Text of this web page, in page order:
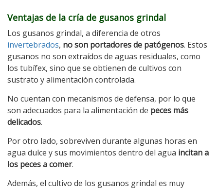
Ventajas de la cría de gusanos grindal
Los gusanos grindal, a diferencia de otros
invertebrados, no son portadores de patógenos. Estos
gusanos no son extraídos de aguas residuales, como
los tubífex, sino que se obtienen de cultivos con
sustrato y alimentación controlada.
No cuentan con mecanismos de defensa, por lo que
son adecuados para la alimentación de peces más
delicados.
Por otro lado, sobreviven durante algunas horas en
agua dulce y sus movimientos dentro del agua incitan a
los peces a comer.
Además, el cultivo de los gusanos grindal es muy